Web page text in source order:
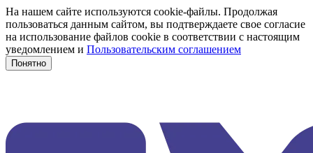
На нашем сайте используются cookie-файлы. Продолжая
пользоваться данным сайтом, вы подтверждаете свое согласие
на использование файлов cookie в соответствии с настоящим
уведомлением и Пользовательским соглашением
Понятно